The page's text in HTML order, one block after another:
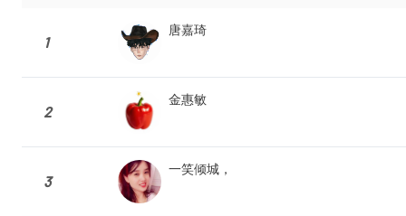
1
唐嘉琦
2
金惠敏
3
一笑倾城，